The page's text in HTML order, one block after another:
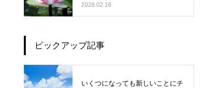
ーマです。
2026.02.16
ピックアップ記事
いくつになっても新しいことにチ